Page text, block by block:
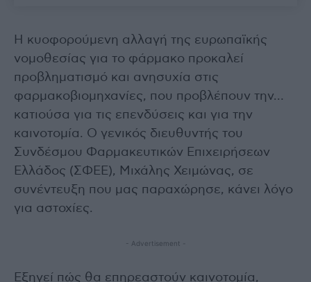
Η κυοφορούμενη αλλαγή της ευρωπαϊκής
νομοθεσίας για το φάρμακο προκαλεί
προβληματισμό και ανησυχία στις
φαρμακοβιομηχανίες, που προβλέπουν την…
κατιούσα για τις επενδύσεις και για την
καινοτομία. Ο γενικός διευθυντής του
Συνδέσμου Φαρμακευτικών Επιχειρήσεων
Ελλάδος (ΣΦΕΕ), Μιχάλης Χειμώνας, σε
συνέντευξη που μας παραχώρησε, κάνει λόγο
για αστοχίες.
- Advertisement -
Εξηγεί πώς θα επηρεαστούν καινοτομία,